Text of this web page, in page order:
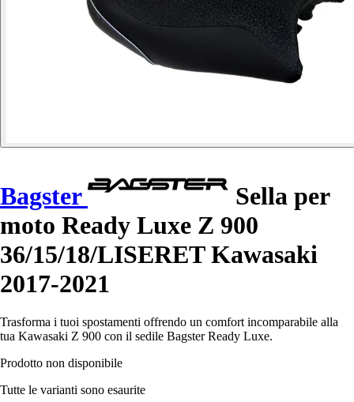
Bagster
Sella per
moto Ready Luxe Z 900
36/15/18/LISERET Kawasaki
2017-2021
Trasforma i tuoi spostamenti offrendo un comfort incomparabile alla
tua Kawasaki Z 900 con il sedile Bagster Ready Luxe.
Prodotto non disponibile
Tutte le varianti sono esaurite